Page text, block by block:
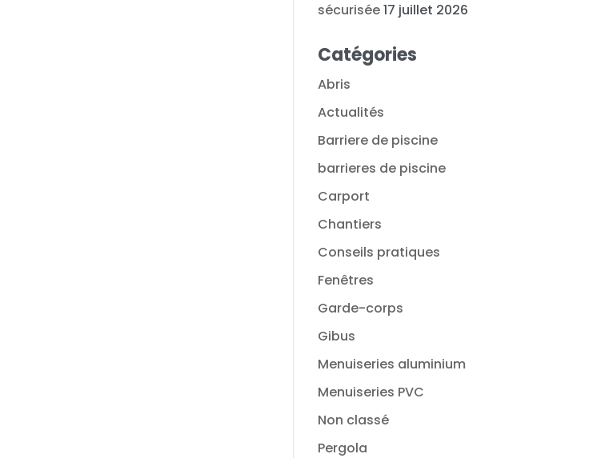
sécurisée17 juillet 2026
Catégories
Abris
Actualités
Barriere de piscine
barrieres de piscine
Carport
Chantiers
Conseils pratiques
Fenêtres
Garde-corps
Gibus
Menuiseries aluminium
Menuiseries PVC
Non classé
Pergola